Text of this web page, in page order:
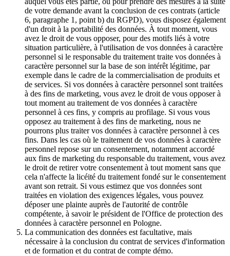
de votre demande avant la conclusion de ces contrats (article
6, paragraphe 1, point b) du RGPD), vous disposez également
d'un droit à la portabilité des données. À tout moment, vous
avez le droit de vous opposer, pour des motifs liés à votre
situation particulière, à l'utilisation de vos données à caractère
personnel si le responsable du traitement traite vos données à
caractère personnel sur la base de son intérêt légitime, par
exemple dans le cadre de la commercialisation de produits et
de services. Si vos données à caractère personnel sont traitées
à des fins de marketing, vous avez le droit de vous opposer à
tout moment au traitement de vos données à caractère
personnel à ces fins, y compris au profilage. Si vous vous
opposez au traitement à des fins de marketing, nous ne
pourrons plus traiter vos données à caractère personnel à ces
fins. Dans les cas où le traitement de vos données à caractère
personnel repose sur un consentement, notamment accordé
aux fins de marketing du responsable du traitement, vous avez
le droit de retirer votre consentement à tout moment sans que
cela n'affecte la licéité du traitement fondé sur le consentement
avant son retrait. Si vous estimez que vos données sont
traitées en violation des exigences légales, vous pouvez
déposer une plainte auprès de l'autorité de contrôle
compétente, à savoir le président de l'Office de protection des
données à caractère personnel en Pologne.
La communication des données est facultative, mais
nécessaire à la conclusion du contrat de services d'information
et de formation et du contrat de compte démo.